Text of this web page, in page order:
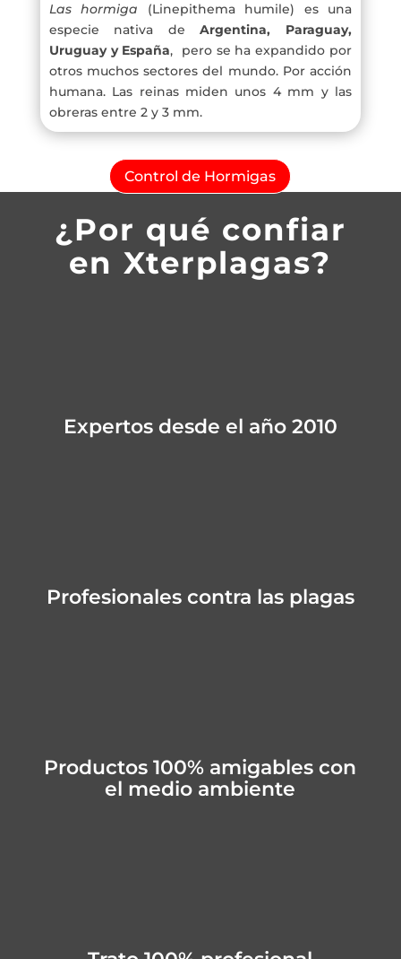
Las hormiga (Linepithema humile) es una
especie nativa deArgentina, Paraguay,
Uruguay y España, pero se ha expandido por
otros muchos sectores del mundo. Por acción
humana. Las reinas miden unos 4 mm y las
obreras entre 2 y 3 mm.
Control de Hormigas
¿Por qué confiar
en Xterplagas?
Expertos desde el año 2010
Profesionales contra las plagas
Productos 100% amigables con
el medio ambiente